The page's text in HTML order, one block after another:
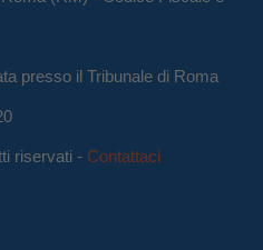
presso il Tribunale di Roma
riservati - Contattaci